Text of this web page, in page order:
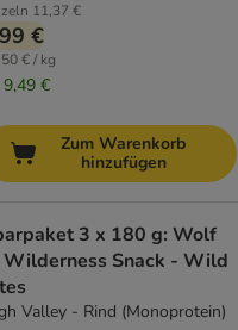
11,37 €
€
€ / kg
9,49 €
Zum Warenkorb
hinzufügen
3 x 180 g: Wolf
Snack - Wild
Valley - Rind (Monoprotein)